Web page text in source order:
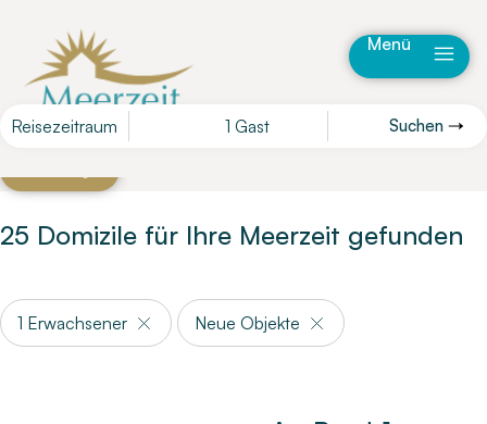
Menü
Reisezeitraum 1 Gast Suchen
25 Domizile für Ihre Meerzeit gefunden
1 Erwachsener Neue Objekte